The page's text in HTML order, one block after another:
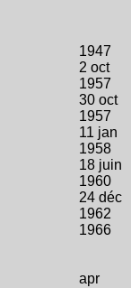
1947
2 oct
1957
30 oct
1957
11 jan
1958
18 juin
1960
24 déc
1962
1966
apr